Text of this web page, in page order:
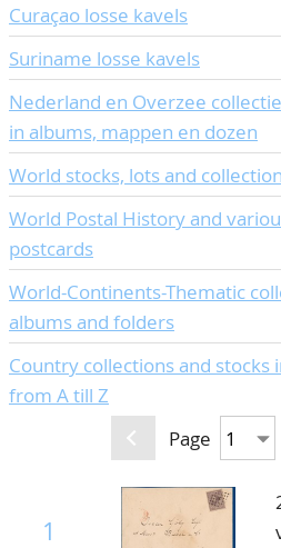
Curaçao losse kavels
Suriname losse kavels
Nederland en Overzee
in albums, mappen en dozen
World stocks, lots and
World Postal History and
postcards
World-Continents-Thematic
albums and folders
Country collections and stocks
from A till Z
Page
1